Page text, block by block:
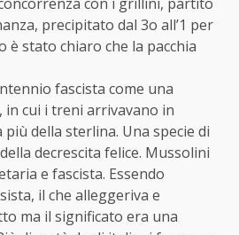
precipitato dal 3o all’1 per
è stato chiaro che la pacchia
fascista come una
in cui i treni arrivavano in
della sterlina. Una specie di
decrescita felice. Mussolini
e fascista. Essendo
il che alleggeriva e
ma il significato era una